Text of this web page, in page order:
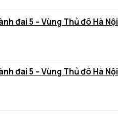
đai 5 – Vùng Thủ đô Hà Nội
đai 5 – Vùng Thủ đô Hà Nội